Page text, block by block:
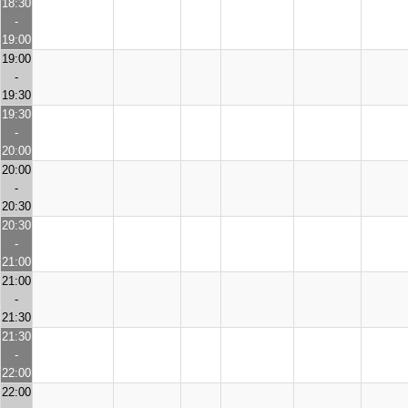
18:30
-
19:00
19:00
-
19:30
19:30
-
20:00
20:00
-
20:30
20:30
-
21:00
21:00
-
21:30
21:30
-
22:00
22:00